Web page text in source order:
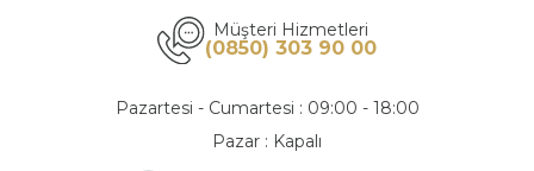
Müşteri Hizmetleri
(0850) 303 90 00
Pazartesi - Cumartesi : 09:00 - 18:00
Pazar : Kapalı